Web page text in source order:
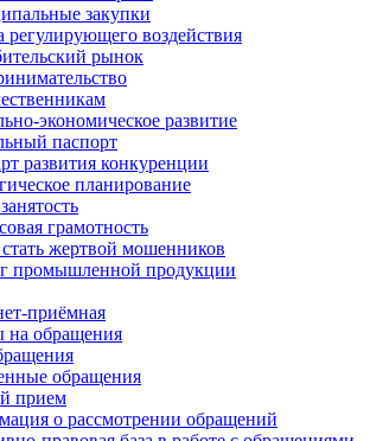
закупки
регулирующего воздействия
рынок
экономическое развитие
паспорт
развития конкуренции
планирование
грамотность
жертвой мошенников
промышленной продукции
приёмная
на обращения
обращения
прием
о рассмотрении обращений